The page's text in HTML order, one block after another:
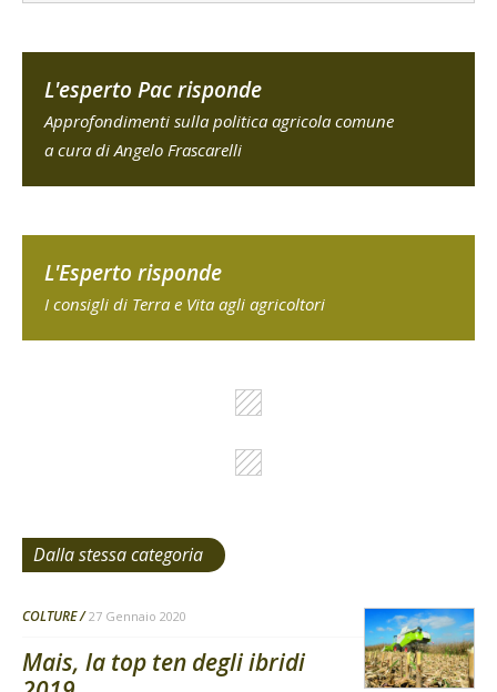
L'esperto Pac risponde
Approfondimenti sulla politica agricola comune
a cura di Angelo Frascarelli
L'Esperto risponde
I consigli di Terra e Vita agli agricoltori
Dalla stessa categoria
COLTURE 27 Gennaio 2020
Mais, la top ten degli ibridi